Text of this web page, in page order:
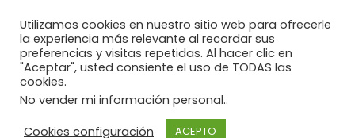
Utilizamos cookies en nuestro sitio web para ofrecerle
la experiencia más relevante al recordar sus
preferencias y visitas repetidas. Al hacer clic en
"Aceptar", usted consiente el uso de TODAS las
cookies.
No vender mi información personal..
Cookies configuración
ACEPTO